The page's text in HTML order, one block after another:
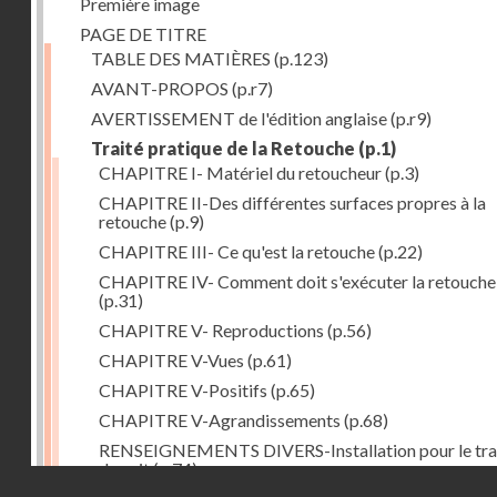
PAGE DE TITRE
TABLE DES MATIÈRES (p.123)
AVANT-PROPOS (p.r7)
AVERTISSEMENT de l'édition anglaise(p.r9)
Traité pratique de la Retouche (p.1)
CHAPITRE I- Matériel du retoucheur(p.3)
CHAPITRE II-Des différentes surfaces propres à la
retouche(p.9)
CHAPITRE III- Ce qu'est la retouche(p.22)
CHAPITRE IV- Comment doit s'exécuter la retouche
(p.31)
CHAPITRE V- Reproductions (p.56)
CHAPITRE V-Vues (p.61)
CHAPITRE V-Positifs (p.65)
CHAPITRE V-Agrandissements (p.68)
RENSEIGNEMENTS DIVERS-Installation pour le
de nuit(p.74)